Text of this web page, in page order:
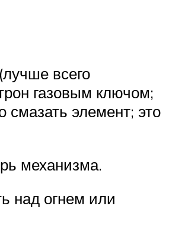
всего
газовым ключом;
смазать элемент; это
механизма.
над огнем или